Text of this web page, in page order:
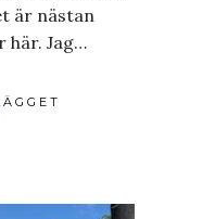
är nästan
här. Jag…